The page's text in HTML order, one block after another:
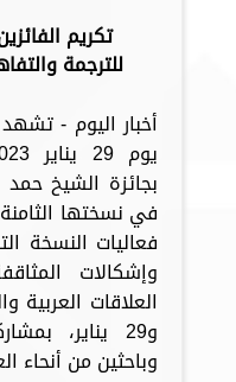
تكريم
للترجمة والتفاهم
أخبار اليوم -
بجائزة الشيخ حمد
في نسختها
فعاليات النسخة
وإشكالات
و29 يناير،
وباحثين من أنحاء